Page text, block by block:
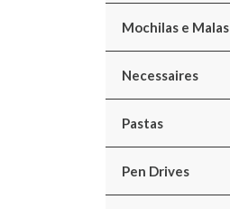
Mochilas e Malas
Necessaires
Pastas
Pen Drives